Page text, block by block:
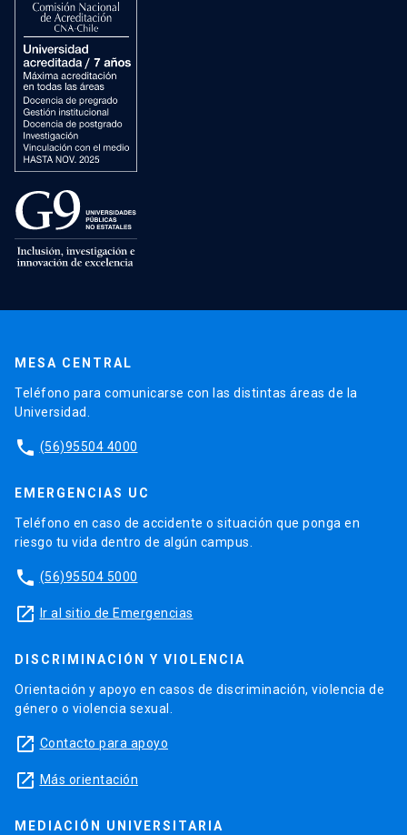
MESA CENTRAL
Teléfono para comunicarse con las distintas áreas de la
Universidad.
phone (56)95504 4000
EMERGENCIAS UC
Teléfono en caso de accidente o situación que ponga en
riesgo tu vida dentro de algún campus.
phone (56)95504 5000
launch Ir al sitio de Emergencias
DISCRIMINACIÓN Y VIOLENCIA
Orientación y apoyo en casos de discriminación, violencia de
género o violencia sexual.
launch Contacto para apoyo
launch Más orientación
MEDIACIÓN UNIVERSITARIA